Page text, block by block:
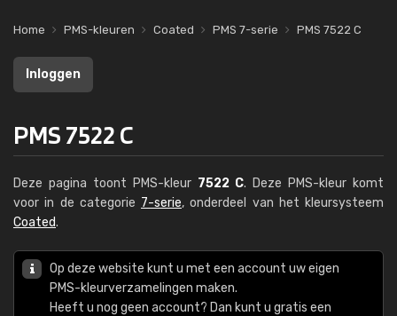
Home PMS-kleuren Coated PMS 7-serie PMS 7522 C
Inloggen
PMS 7522 C
Deze pagina toont PMS-kleur 7522 C. Deze PMS-kleur komt
voor in de categorie 7-serie, onderdeel van het kleursysteem
Coated.
Op deze website kunt u met een account uw eigen
PMS-kleurverzamelingen maken.
Heeft u nog geen account? Dan kunt u gratis een